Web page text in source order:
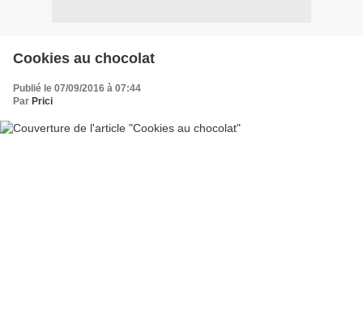
Cookies au chocolat
Publié le 07/09/2016 à 07:44
Par Prici